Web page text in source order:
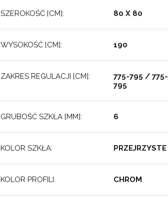
SZEROKOŚĆ [CM]: 80 X 80
WYSOKOŚĆ [CM]: 190
ZAKRES REGULACJI [CM]:
775-795 / 775-
795
GRUBOŚĆ SZKŁA [MM]: 6
KOLOR SZKŁA: PRZEJRZYSTE
KOLOR PROFILI: CHROM